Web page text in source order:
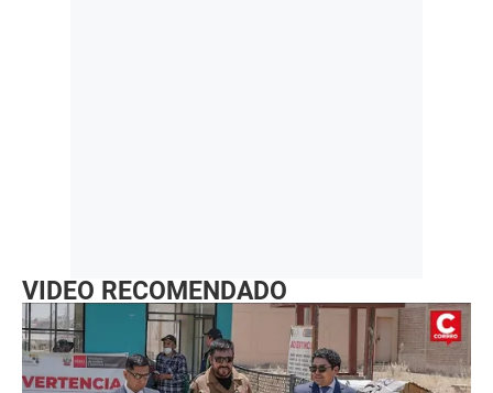
VIDEO RECOMENDADO